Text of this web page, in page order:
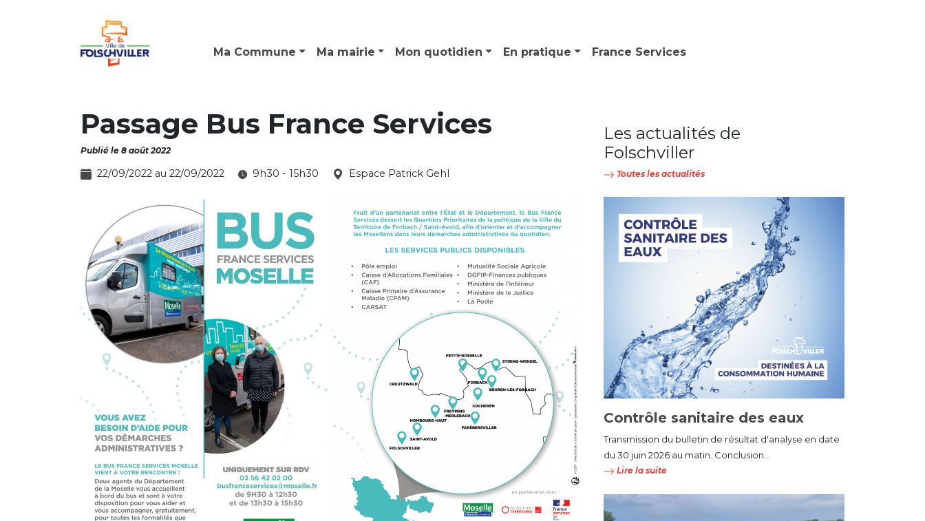
Ma Commune Ma mairie Mon quotidien En pratique France Services
Passage Bus France Services
Publié le 8 août 2022
22/09/2022 au 22/09/2022 9h30 - 15h30 Espace Patrick Gehl
Les actualités de
Folschviller
Toutes les actualités
Contrôle sanitaire des eaux
Transmission du bulletin de résultat d'analyse en date
du 30 juin 2026 au matin. Conclusion...
Lire la suite